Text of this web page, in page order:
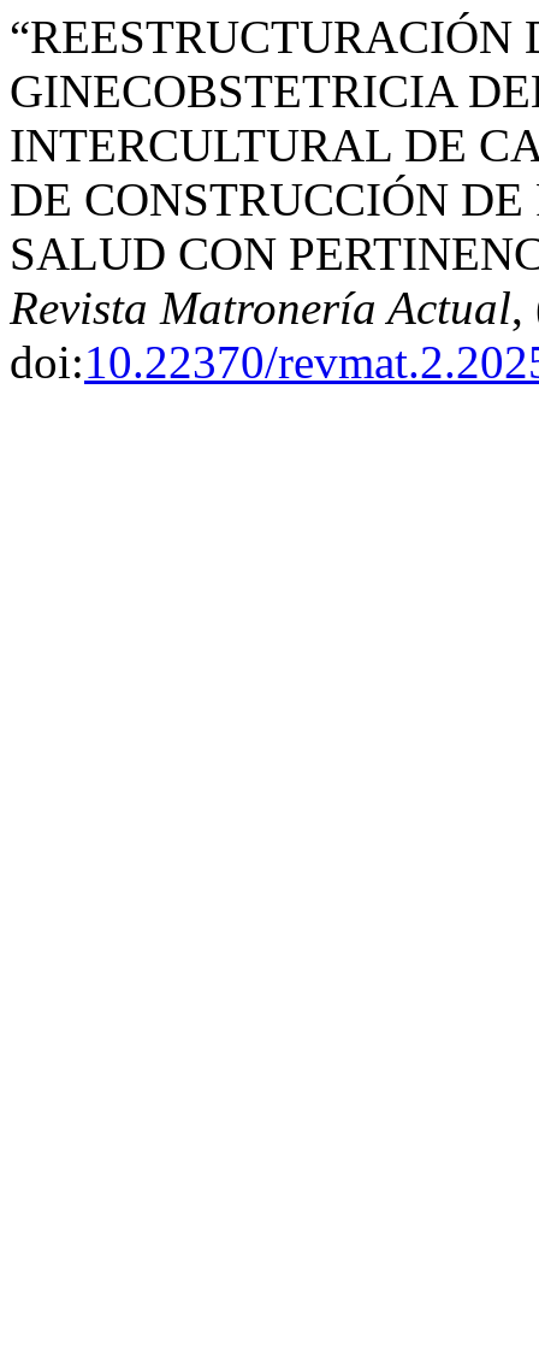
“REESTRUCTURACIÓN
GINECOBSTETRICIA
INTERCULTURAL DE
DE CONSTRUCCIÓN
SALUD CON
Revista Matronería Actual,
doi:10.22370/